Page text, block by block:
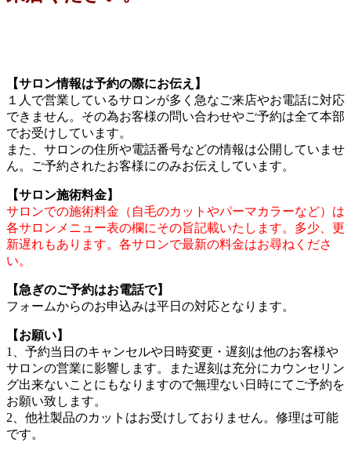
【サロン情報は予約の際にお伝え】
１人で営業しているサロンが多く急なご来店やお電話に対応
できません。その為お客様の問い合わせやご予約は全て本部
でお受けしています。
また、サロンの住所や電話番号などの情報は公開していませ
ん。ご予約されたお客様にのみお伝えしています。
【サロン施術料金】
サロンでの施術料金（自毛のカットやパーマカラーなど）は
各サロンメニュー表の欄にその旨記載いたします。多少、更
新遅れもあります。各サロンで最新の料金はお尋ねくださ
い。
【急ぎのご予約はお電話で】
フォームからのお申込みは平日の対応となります。
【お願い】
1、予約当日のキャンセルや日時変更・遅刻は他のお客様や
サロンの営業に影響します。また遅刻は充分にカウンセリン
グ出来ないことにもなりますので無理ない日時にてご予約を
お願い致します。
2、他社製品のカットはお受けしておりません。修理は可能
です。